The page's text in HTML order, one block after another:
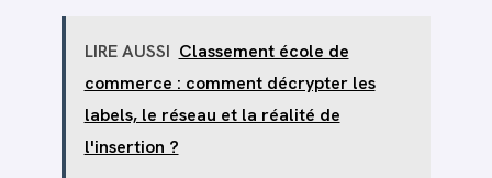
LIRE AUSSI Classement école de
commerce : comment décrypter les
labels, le réseau et la réalité de
l'insertion ?